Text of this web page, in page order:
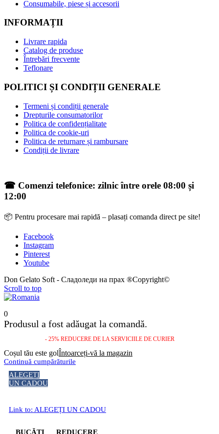
Consumabile, piese și accesorii
INFORMAȚII
Livrare rapida
Catalog de produse
Întrebări frecvente
Teflonare
POLITICI ȘI CONDIȚII GENERALE
Termeni și condiții generale
Drepturile consumatorilor
Politica de confidențialitate
Politica de cookie-uri
Politica de returnare și rambursare
Condiții de livrare
☎ Comenzi telefonice: zilnic între orele 08:00 și
12:00
📦 Pentru procesare mai rapidă – plasați comanda direct pe site!
Facebook
Instagram
Pinterest
Youtube
Don Gelato Soft - Сладоледи на прах ®Copyright©
Scroll to top
0
Produsul a fost adăugat la comandă.
- 25% REDUCERE DE LA SERVICIILE DE CURIER
Coșul tău este golÎntoarceți-vă la magazin
Continuă cumpărăturile
ALEGEȚI
UN CADOU
Link to: ALEGEȚI UN CADOU
BUCĂȚI REDUCERE